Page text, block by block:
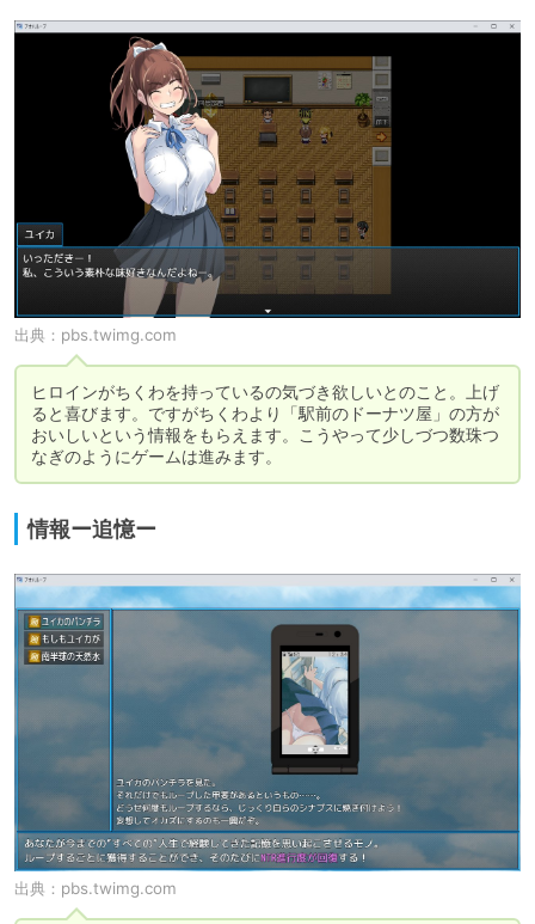
出典： pbs.twimg.com
ヒロインがちくわを持っているの気づき欲しいとのこと。上げ
ると喜びます。ですがちくわより「駅前のドーナツ屋」の方が
おいしいという情報をもらえます。こうやって少しづつ数珠つ
なぎのようにゲームは進みます。
情報ー追憶ー
出典： pbs.twimg.com